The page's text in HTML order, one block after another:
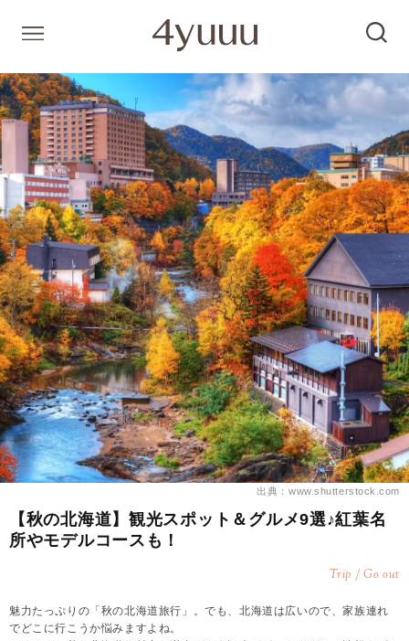
出典：www.shutterstock.com
【秋の北海道】観光スポット＆グルメ9選♪紅葉名
所やモデルコースも！
Trip / Go out
魅力たっぷりの「秋の北海道旅行」。でも、北海道は広いので、家族連れ
でどこに行こうか悩みますよね。